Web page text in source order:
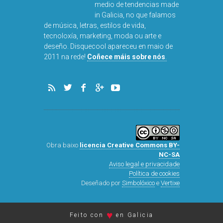
medio de tendencias made
in Galicia, no que falamos
de música, letras, estilos de vida,
tecnoloxía, marketing, moda ou arte e
deseño. Disquecool apareceu en maio de
2011 na rede! Coñece máis sobre nós
Obra baixo licencia Creative Commons BY-
NC-SA
Aviso legal e privacidade
Política de cookies
Deseñado por Simbolóxicoe Vertixe
Feito con ♥ en Galicia